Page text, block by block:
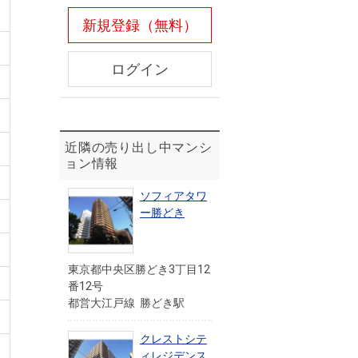
新規登録（無料）
ログイン
近隣の売り出し中マンシ
ョン情報
ソフィアタワ
ー勝どき
東京都中央区勝どき3丁目12
番12号
都営大江戸線 勝どき駅
クレストシテ